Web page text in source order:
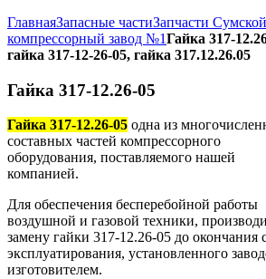
ГлавнаяЗапасные частиЗапчасти Сумской
компрессорный завод №1Гайка 317-
гайка 317-12-26-05, гайка 317.12.26.05
Гайка 317-12.26-05
Гайка 317-12.26-05 одна из
составных частей компрессорного
оборудования, поставляемого нашей
компанией.
Для обеспечения бесперебойной работы
воздушной и газовой техники,
замену гайки 317-12.26-05 до окончания
эксплуатирования, установленного
изготовителем.